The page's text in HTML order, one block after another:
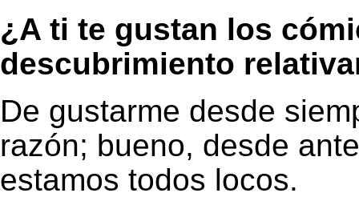
¿A ti te gustan los
descubrimiento
De gustarme desde
razón; bueno, desde
estamos todos locos.